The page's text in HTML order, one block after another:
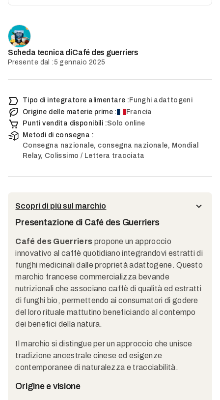
Scheda tecnica diCafé des guerriers
Presente dal : 5 gennaio 2025
Tipo di integratore alimentare : Funghi adattogeni
Origine delle materie prime :
Francia
Punti vendita disponibili :Solo online
Metodi di consegna :
Consegna nazionale, consegna nazionale, Mondial
Relay, Colissimo / Lettera tracciata
Scopri di più sul marchio
Presentazione di Café des Guerriers
Café des Guerriers propone un approccio
innovativo al caffè quotidiano integrandovi estratti di
funghi medicinali dalle proprietà adattogene. Questo
marchio francese commercializza bevande
nutrizionali che associano caffè di qualità ed estratti
di funghi bio, permettendo ai consumatori di godere
del loro rituale mattutino beneficiando al contempo
dei benefici della natura.
Il marchio si distingue per un approccio che unisce
tradizione ancestrale cinese ed esigenze
contemporanee di naturalezza e tracciabilità.
Origine e visione